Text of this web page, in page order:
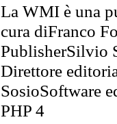
La WMI è una
cura diFranco
PublisherSilvio
Direttore
SosioSoftware
PHP 4